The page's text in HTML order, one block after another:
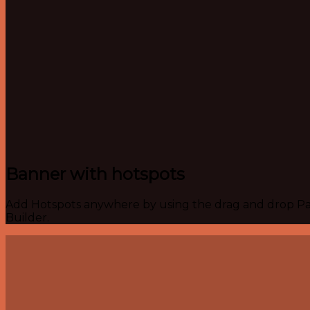
Banner with hotspots
Add Hotspots anywhere by using the drag and drop
Builder.